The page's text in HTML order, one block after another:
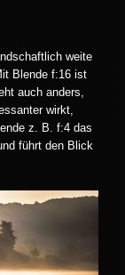
weite
Blende f:16 ist
auch anders,
wirkt,
z. B. f:4 das
führt den Blick